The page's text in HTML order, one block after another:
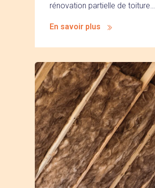
rénovation partielle de toiture…
En savoir plus